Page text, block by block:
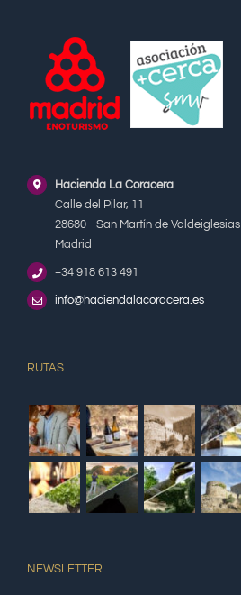
Hacienda La Coracera
Calle del Pilar, 11
28680 - San Martín de Valdeiglesias
Madrid
+34 918 613 491
info@haciendalacoracera.es
RUTAS
NEWSLETTER